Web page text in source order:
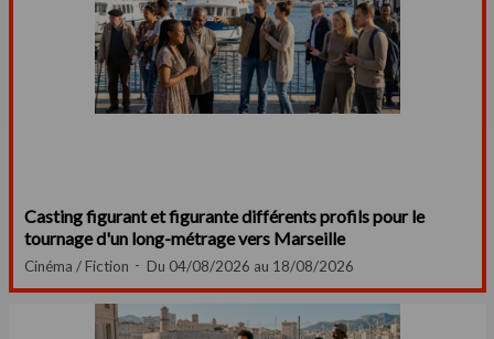
Casting figurant et figurante différents profils pour le
tournage d'un long-métrage vers Marseille
Cinéma / Fiction Du 04/08/2026 au 18/08/2026